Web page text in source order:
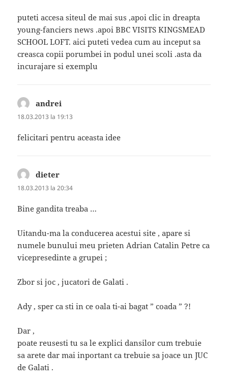
puteti accesa siteul de mai sus ,apoi clic in dreapta
young-fanciers news .apoi BBC VISITS KINGSMEAD
SCHOOL LOFT. aici puteti vedea cum au inceput sa
creasca copii porumbei in podul unei scoli .asta da
incurajare si exemplu
andrei
18.03.2013 la 19:13
felicitari pentru aceasta idee
dieter
18.03.2013 la 20:34
Bine gandita treaba …
Uitandu-ma la conducerea acestui site , apare si
numele bunului meu prieten Adrian Catalin Petre ca
vicepresedinte a grupei ;
Zbor si joc , jucatori de Galati .
Ady , sper ca sti in ce oala ti-ai bagat ” coada ” ?!
Dar ,
poate reusesti tu sa le explici dansilor cum trebuie
sa arete dar mai inportant ca trebuie sa joace un JUC
de Galati .